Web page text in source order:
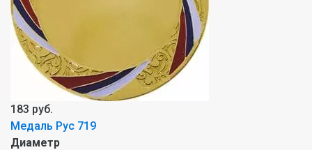
183 руб.
Медаль Рус 719
Диаметр